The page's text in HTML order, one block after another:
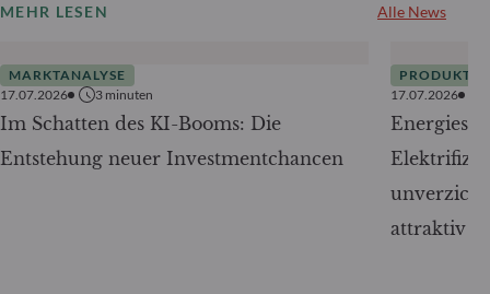
MEHR LESEN Alle News
MARKTANALYSE
17.07.2026
3 minuten
Im Schatten des KI-Booms: Die
Entstehung neuer Investmentchancen
PRODUKTE
17.07.2026
attraktiv